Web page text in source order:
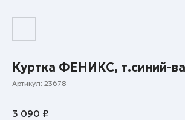
Куртка ФЕНИКС, т.синий-
Артикул: 23678
3 090 ₽